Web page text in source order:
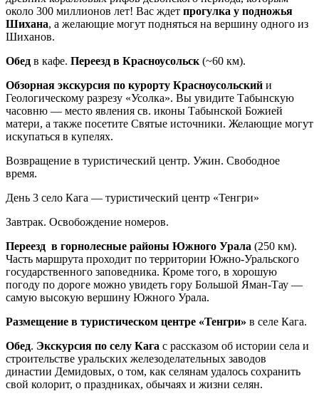
около 300 миллионов лет! Вас ждет прогулка у подножья
Шихана, а желающие могут подняться на вершину одного из
Шиханов.
Обед в кафе. Переезд в Красноусольск (~60 км).
Обзорная экскурсия по курорту Красноусольский и
Геологическому разрезу «Усолка». Вы увидите Табынскую
часовню — место явления св. иконы Табынской Божией
матери, а также посетите Святые источники. Желающие могут
искупаться в купелях.
Возвращение в туристический центр. Ужин. Свободное
время.
День 3 село Кага — туристический центр «Тенгри»
Завтрак. Освобождение номеров.
Переезд в горнолесные районы Южного Урала (250 км).
Часть маршрута проходит по территории Южно-Уральского
государственного заповедника. Кроме того, в хорошую
погоду по дороге можно увидеть гору Большой Яман-Тау —
самую высокую вершину Южного Урала.
Размещение в туристическом центре «Тенгри» в селе Кага.
Обед. Экскурсия по селу Кага с рассказом об истории села и
строительстве уральских железоделательных заводов
династии Демидовых, о том, как селянам удалось сохранить
свой колорит, о праздниках, обычаях и жизни селян.